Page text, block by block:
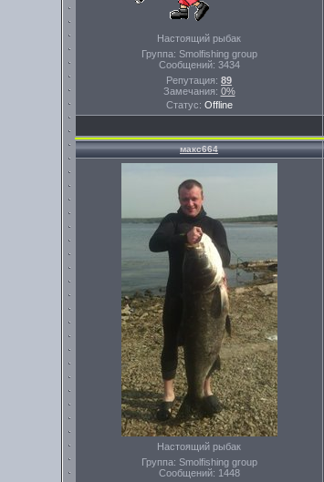
Настоящий рыбак
Группа: Smolfishing group
Сообщений: 3434
Репутация: 89
Замечания: 0%
Статус: Offline
макс664
Настоящий рыбак
Группа: Smolfishing group
Сообщений: 1448